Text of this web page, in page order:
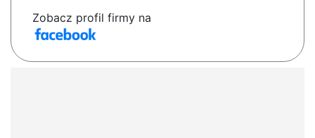
Zobacz profil firmy na